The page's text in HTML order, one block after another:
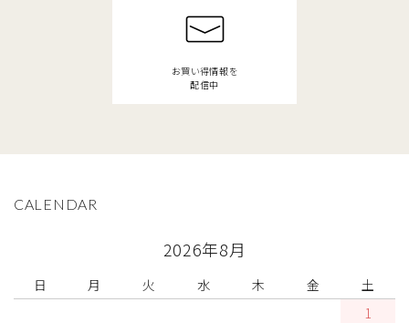
お買い得情報を
配信中
CALENDAR
2026年8月
日 月 火 水 木 金
土
1